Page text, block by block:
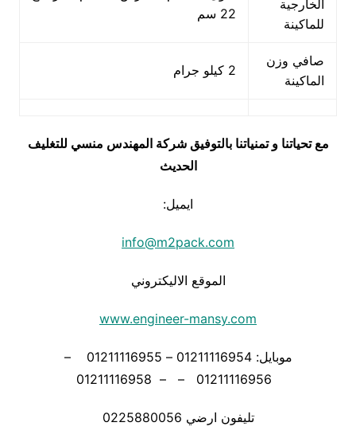
الخارجية
للماكينة
22 سم
صافي وزن
الماكينة
2 كيلو جرام
مع تحياتنا و تمنياتنا بالتوفيق شركة المهندس منسي للتغليف
الحديث
ايميل:
info@m2pack.com
الموقع الاليكتروني
www.engineer-mansy.com
موبايل: 01211116954 – 01211116955 –
تليفون ارضي 0225880056